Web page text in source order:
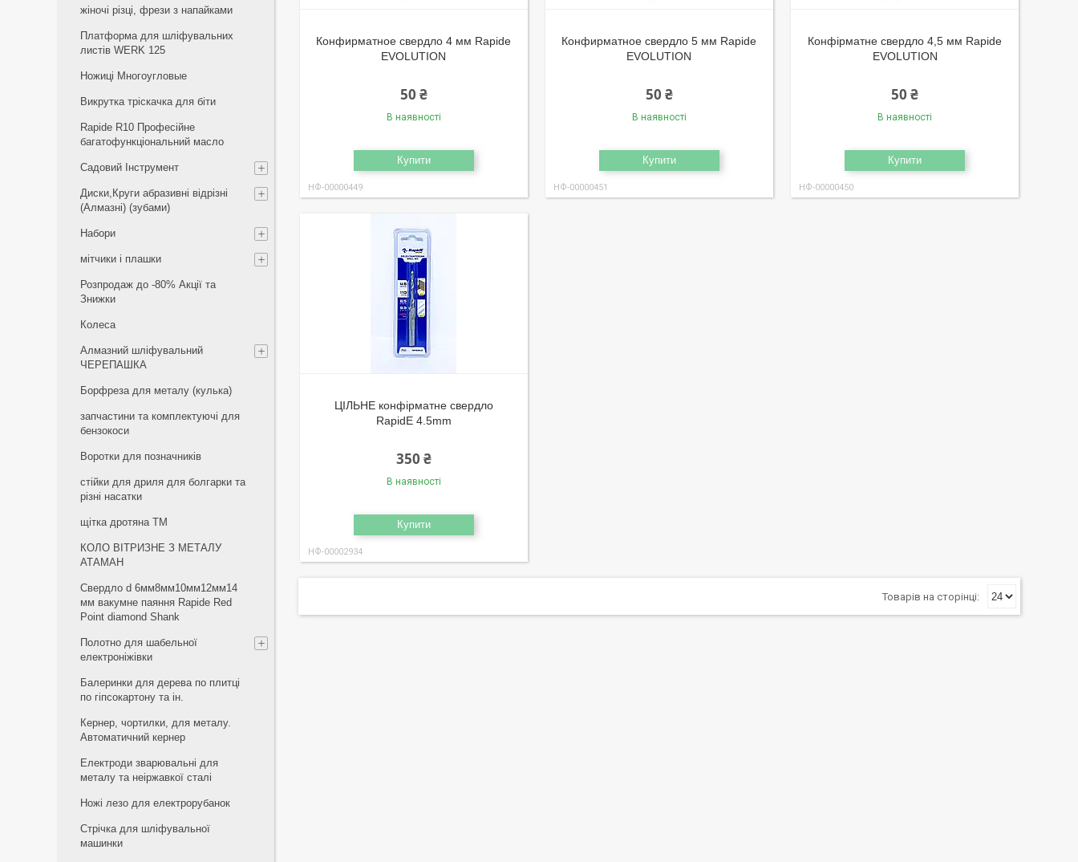
Конфирматное свердло 4 мм Rapide
EVOLUTION
50 ₴
В наявності
Купити
НФ-00000449
Конфирматное свердло 5 мм Rapide
EVOLUTION
50 ₴
В наявності
Купити
НФ-00000451
Конфірматне свердло 4,5 мм Rapide
EVOLUTION
50 ₴
В наявності
Купити
НФ-00000450
ЦІЛЬНЕ конфірматне свердло
RapidE 4.5mm
350 ₴
В наявності
Купити
НФ-00002934
жіночі різці, фрези з напайками
Платформа для шліфувальних
листів WERK 125
Ножиці Многоугловые
Викрутка тріскачка для біти
Rapide R10 Професійне
багатофункціональний масло
Садовий Інструмент
Диски,Круги абразивні відрізні
(Алмазні) (зубами)
Набори
мітчики і плашки
Розпродаж до -80% Акції та
Знижки
Колеса
Алмазний шліфувальний
ЧЕРЕПАШКА
Борфреза для металу (кулька)
запчастини та комплектуючі для
бензокоси
Воротки для позначників
стійки для дриля для болгарки та
різні насатки
щiтка дротяна ТМ
КОЛО ВІТРИЗНЕ З МЕТАЛУ
АТАМАН
Свердло d 6мм8мм10мм12мм14
мм вакумне паяння Rapide Red
Point diamond Shank
Полотно для шабельної
електроніжівки
Балеринки для дерева по плитці
по гіпсокартону та ін.
Кернер, чортилки, для металу.
Автоматичний кернер
Електроди зварювальні для
металу та неіржавкої сталі
Ножі лезо для електрорубанок
Стрічка для шліфувальної
машинки